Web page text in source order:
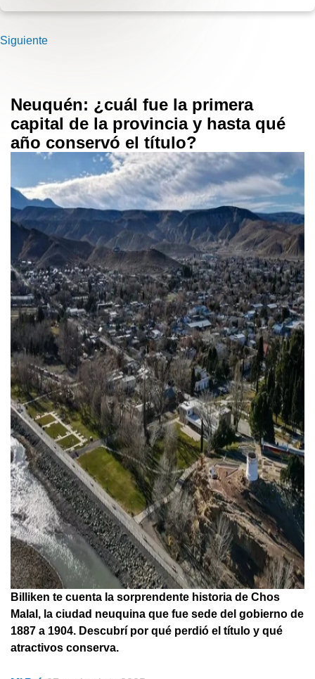
Siguiente
Neuquén: ¿cuál fue la primera
capital de la provincia y hasta qué
año conservó el título?
Billiken te cuenta la sorprendente historia de Chos
Malal, la ciudad neuquina que fue sede del gobierno de
1887 a 1904. Descubrí por qué perdió el título y qué
atractivos conserva.